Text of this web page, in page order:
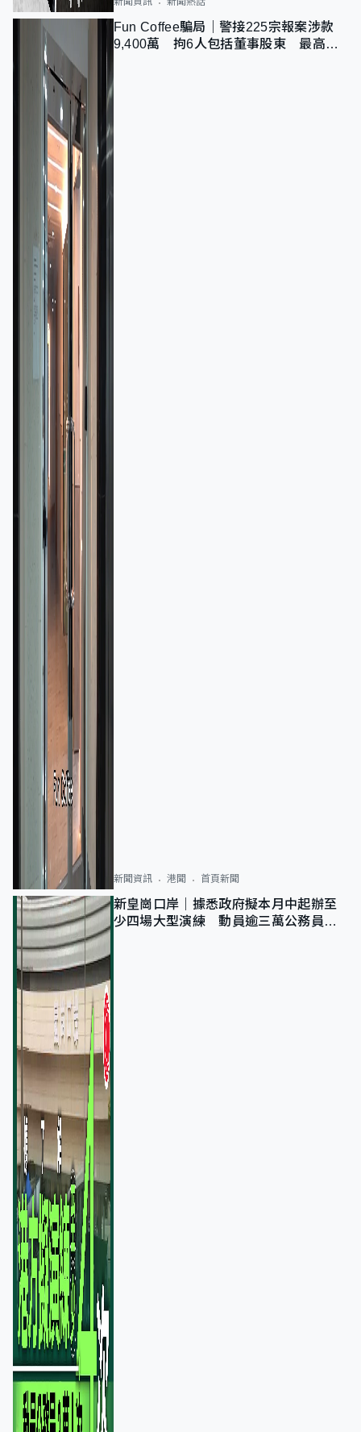
Fun Coffee騙局｜警接225宗報案涉款
9,400萬 拘6人包括董事股東 最高金
新聞資訊 港聞 首頁新聞
新皇崗口岸｜據悉政府擬本月中起辦至
少四場大型演練 動員逾三萬公務員人